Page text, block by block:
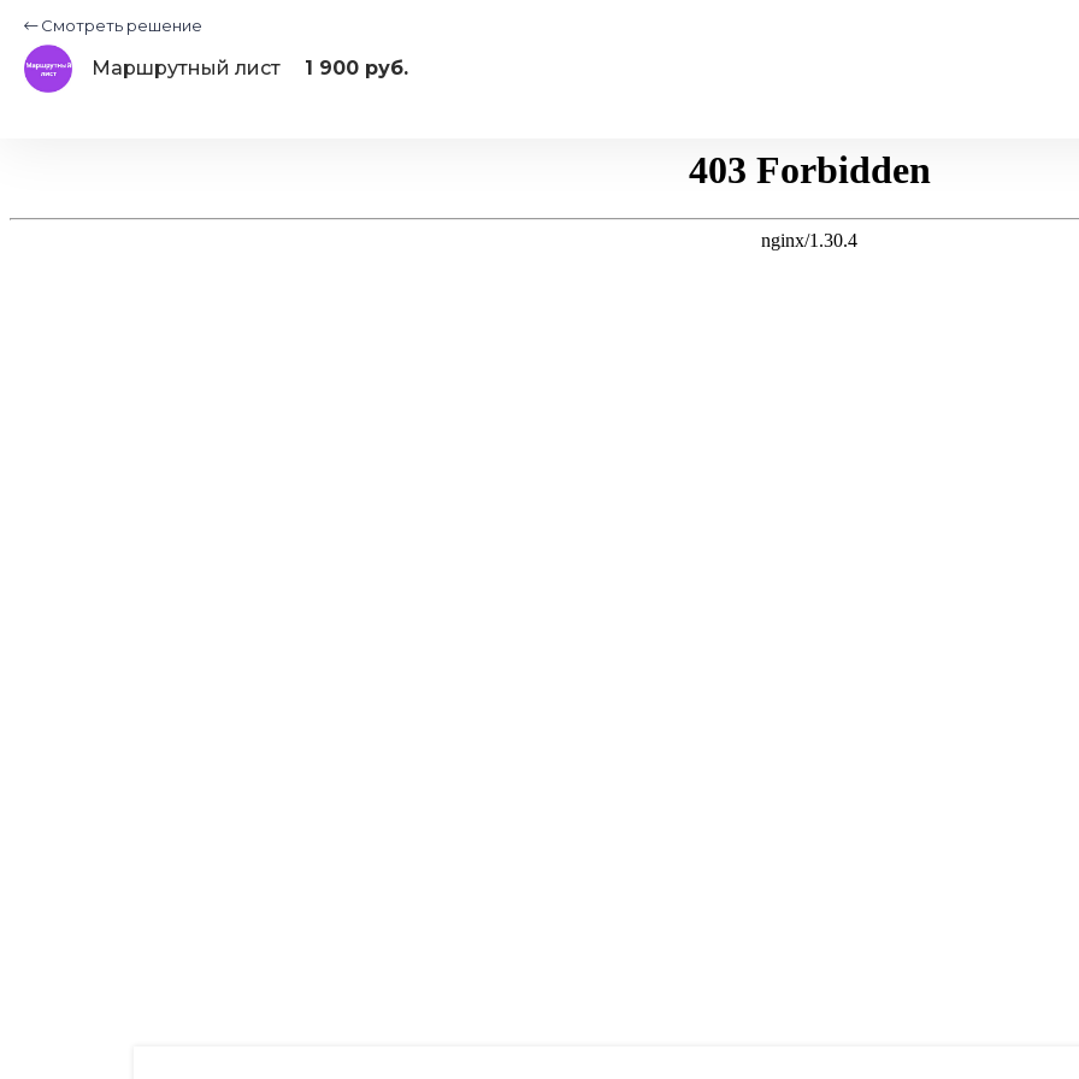
Смотреть решение
Маршрутный лист 1 900 руб.